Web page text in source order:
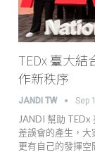
TEDx 臺大結
作新秩序
JANDI TW Sep
JANDI 幫助 TEDx
差誤會的產生，
更有自己的發揮空